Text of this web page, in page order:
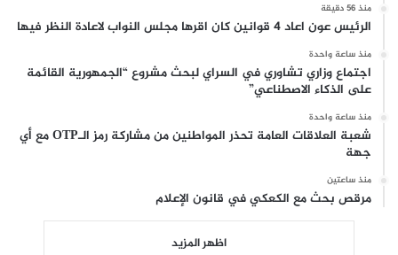
منذ 56 دقيقة
الرئيس عون اعاد 4 قوانين كان اقرها مجلس النواب لاعادة النظر فيها
منذ ساعة واحدة
اجتماع وزاري تشاوري في السراي لبحث مشروع “الجمهورية القائمة
على الذكاء الاصطناعي”
منذ ساعة واحدة
شعبة العلاقات العامة تحذر المواطنين من مشاركة رمز الـOTP مع أي
جهة
منذ ساعتين
مرقص بحث مع الكعكي في قانون الإعلام
اظهر المزيد